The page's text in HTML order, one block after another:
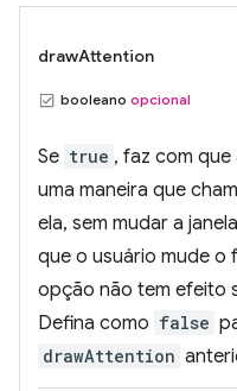
drawAttention
booleano opcional
Se true , faz com que
uma maneira que
ela, sem mudar a
que o usuário mude o
opção não tem efeito
Defina como false
drawAttention